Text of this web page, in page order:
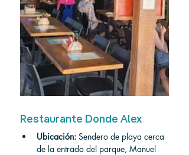
Restaurante Donde Alex
Ubicación: Sendero de playa cerca
de la entrada del parque, Manuel